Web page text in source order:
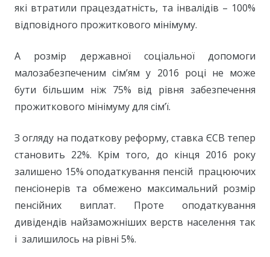
які втратили працездатність, та інвалідів – 100%
відповідного прожиткового мінімуму.
А розмір державної соціальної допомоги
малозабезпеченим сім’ям у 2016 році не може
бути більшим ніж 75% від рівня забезпечення
прожиткового мінімуму для сім’ї.
З огляду на податкову реформу, ставка ЄСВ тепер
становить 22%. Крім того, до кінця 2016 року
залишено 15% оподаткування пенсій працюючих
пенсіонерів та обмежено максимальний розмір
пенсійних виплат. Проте оподаткування
дивідендів найзаможніших верств населення так
і залишилось на рівні 5%.